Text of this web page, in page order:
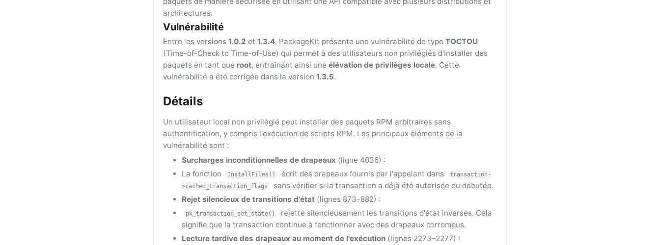
architectures.
Vulnérabilité
Entre les versions1.0.2 et1.3.4, PackageKit présente une vulnérabilité de typeTOCTOU
(Time-of-Check to Time-of-Use) qui permet à des utilisateurs non privilégiés d'installer des
paquets en tant que root, entraînant ainsi uneélévation de privilèges locale. Cette
vulnérabilité a été corrigée dans la version1.3.5.
Détails
Un utilisateur local non privilégié peut installer des paquets RPM arbitraires sans
authentification, y compris l'exécution de scripts RPM. Les principaux éléments de la
vulnérabilité sont :
Surcharges inconditionnelles de drapeaux (ligne 4036) :
La fonction
InstallFiles() écrit des drapeaux fournis par l'appelant dans
transaction-
>cached_transaction_flags
sans vérifier si la transaction a déjà été autorisée ou débutée.
Rejet silencieux de transitions d'état(lignes 873–882) :
pk_transaction_set_state()
rejette silencieusement les transitions d'état inverses. Cela
signifie que la transaction continue à fonctionner avec des drapeaux corrompus.
Lecture tardive des drapeaux au moment de l'exécution(lignes 2273–2277) :